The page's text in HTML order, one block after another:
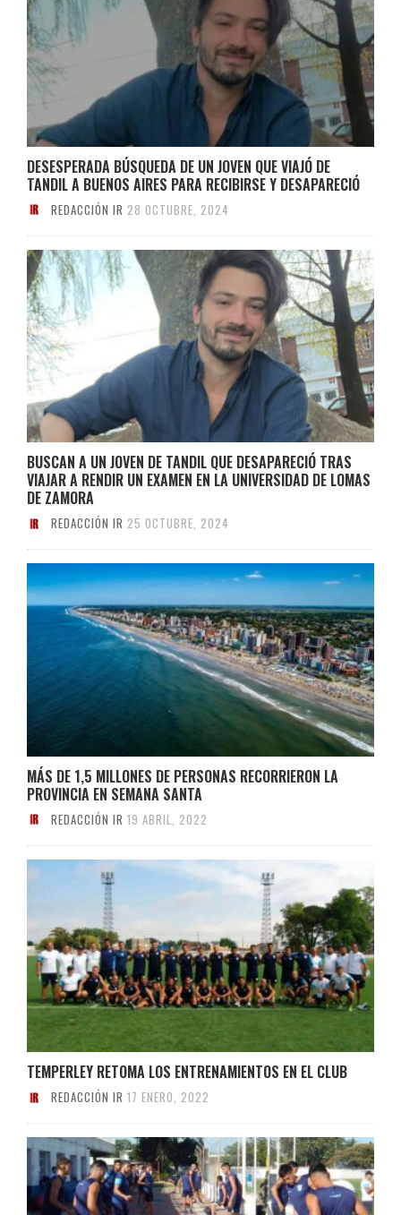
DESESPERADA BÚSQUEDA DE UN JOVEN QUE VIAJÓ DE
TANDIL A BUENOS AIRES PARA RECIBIRSE Y DESAPARECIÓ
REDACCIÓN IR 28 OCTUBRE, 2024
BUSCAN A UN JOVEN DE TANDIL QUE DESAPARECIÓ TRAS
VIAJAR A RENDIR UN EXAMEN EN LA UNIVERSIDAD DE LOMAS
DE ZAMORA
REDACCIÓN IR 25 OCTUBRE, 2024
MÁS DE 1,5 MILLONES DE PERSONAS RECORRIERON LA
PROVINCIA EN SEMANA SANTA
REDACCIÓN IR 19 ABRIL, 2022
TEMPERLEY RETOMA LOS ENTRENAMIENTOS EN EL CLUB
REDACCIÓN IR 17 ENERO, 2022